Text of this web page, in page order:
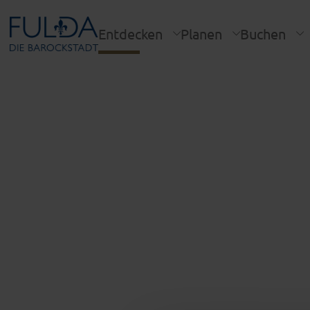
Entdecken Planen Buchen